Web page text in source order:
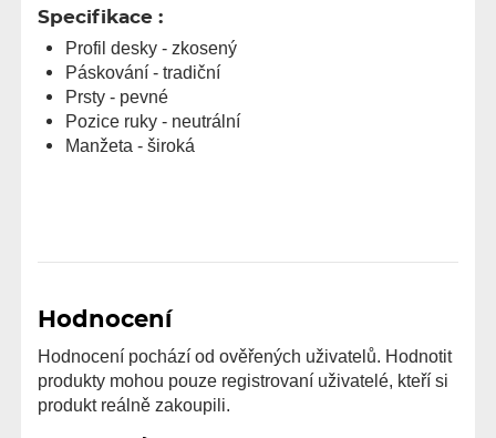
Specifikace :
Profil desky - zkosený
Páskování - tradiční
Prsty - pevné
Pozice ruky - neutrální
Manžeta - široká
Hodnocení
Hodnocení pochází od ověřených uživatelů. Hodnotit
produkty mohou pouze registrovaní uživatelé, kteří si
produkt reálně zakoupili.